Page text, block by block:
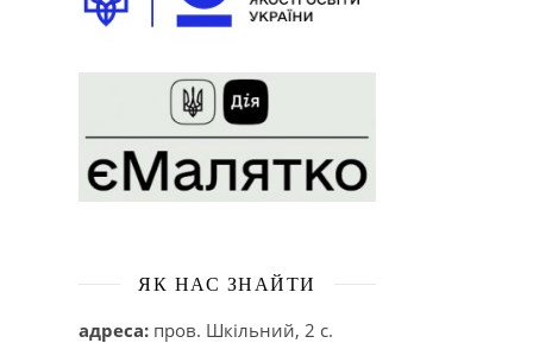
ЯК НАС ЗНАЙТИ
адреса: пров. Шкільний, 2 с.